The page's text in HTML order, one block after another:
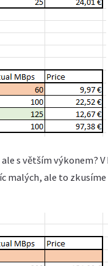
s větším výkonem?
ale to zkusíme